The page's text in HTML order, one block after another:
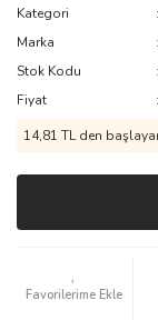
Kategori
Marka
Stok Kodu
Fiyat
14,81 TL den